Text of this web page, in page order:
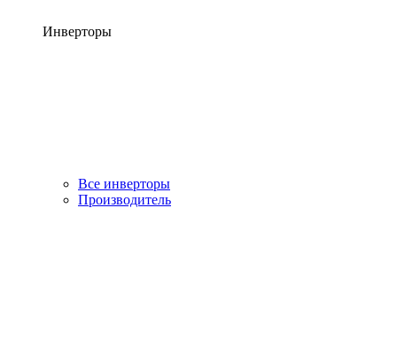
Инверторы
Все инверторы
Производитель